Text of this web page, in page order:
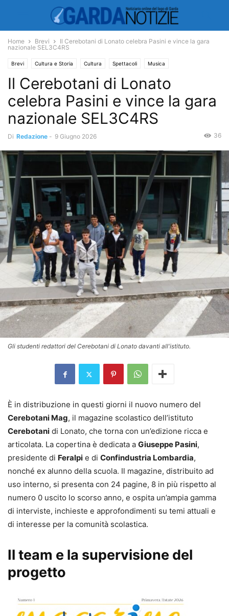
Home Brevi
Il Cerebotani di Lonato celebra Pasini e vince la gara
nazionale SEL3C4RS
Brevi Cultura e Storia Cultura Spettacoli Musica
Il Cerebotani di Lonato
celebra Pasini e vince la gara
nazionale SEL3C4RS
Di Redazione - 9 Giugno 2026 36
Gli studenti redattori del Cerebotani di Lonato davanti all'istituto.
È in distribuzione in questi giorni il nuovo numero del
Cerebotani Mag, il magazine scolastico dell’istituto
Cerebotani di Lonato, che torna con un’edizione ricca e
articolata. La copertina è dedicata a Giuseppe Pasini,
presidente di Feralpi e di Confindustria Lombardia,
nonché ex alunno della scuola. Il magazine, distribuito ad
uso interno, si presenta con 24 pagine, 8 in più rispetto al
numero 0 uscito lo scorso anno, e ospita un’ampia gamma
di interviste, inchieste e approfondimenti su temi attuali e
di interesse per la comunità scolastica.
Il team e la supervisione del
progetto